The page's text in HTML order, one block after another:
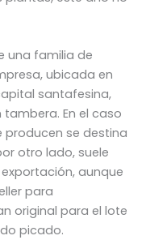
una familia de
ubicada en
santafesina,
En el caso
producen se destina
otro lado, suele
aunque
para
original para el lote
picado.